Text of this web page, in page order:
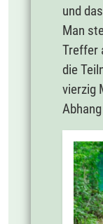
und
Man
Treffer
die
vierzig